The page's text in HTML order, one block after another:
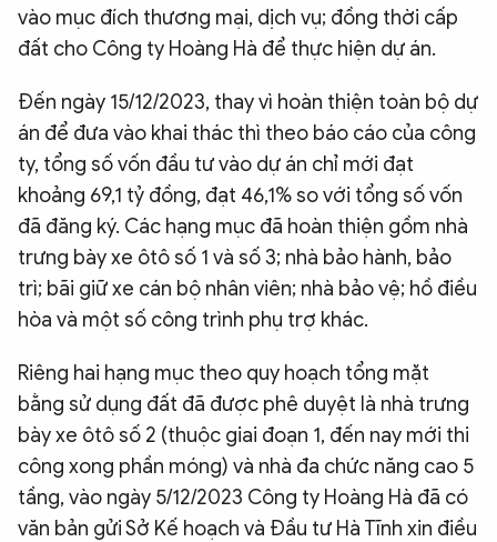
vào mục đích thương mại, dịch vụ; đồng thời cấp
đất cho Công ty Hoàng Hà để thực hiện dự án.
Đến ngày 15/12/2023, thay vì hoàn thiện toàn bộ dự
án để đưa vào khai thác thì theo báo cáo của công
ty, tổng số vốn đầu tư vào dự án chỉ mới đạt
khoảng 69,1 tỷ đồng, đạt 46,1% so với tổng số vốn
đã đăng ký. Các hạng mục đã hoàn thiện gồm nhà
trưng bày xe ôtô số 1 và số 3; nhà bảo hành, bảo
trì; bãi giữ xe cán bộ nhân viên; nhà bảo vệ; hồ điều
hòa và một số công trình phụ trợ khác.
Riêng hai hạng mục theo quy hoạch tổng mặt
bằng sử dụng đất đã được phê duyệt là nhà trưng
bày xe ôtô số 2 (thuộc giai đoạn 1, đến nay mới thi
công xong phần móng) và nhà đa chức năng cao 5
tầng, vào ngày 5/12/2023 Công ty Hoàng Hà đã có
văn bản gửi Sở Kế hoạch và Đầu tư Hà Tĩnh xin điều